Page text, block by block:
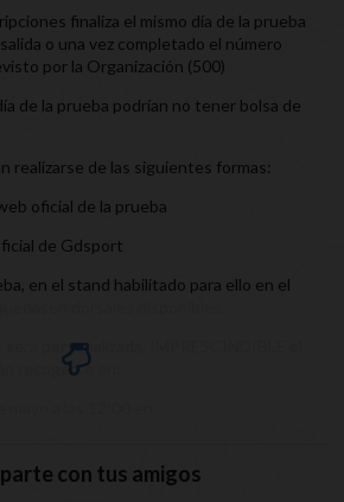
finaliza el mismo día de la prueba
o una vez completado el número
por la Organización (500)
de la prueba podrían no tener bolsa de
realizarse de las siguientes formas:
oficial de la prueba
de Gdsport
en el stand habilitado para ello en el
será personalizada, IMPRESCINDIBLE el
recogerse en:
con tus amigos